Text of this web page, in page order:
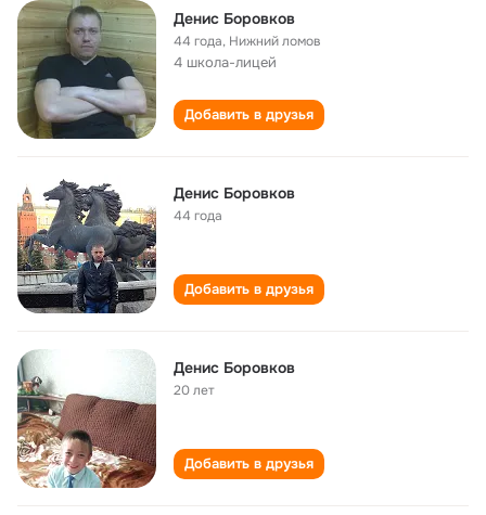
Денис Боровков
44 года, Нижний ломов
4 школа-лицей
Добавить в друзья
Денис Боровков
44 года
Добавить в друзья
Денис Боровков
20 лет
Добавить в друзья